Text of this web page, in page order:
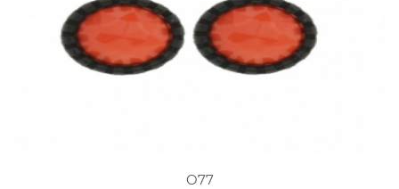
O77